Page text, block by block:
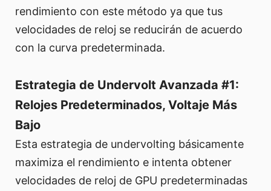
rendimiento con este método ya que tus
velocidades de reloj se reducirán de acuerdo
con la curva predeterminada.
Estrategia de Undervolt Avanzada #1:
Relojes Predeterminados, Voltaje Más
Bajo
Esta estrategia de undervolting básicamente
maximiza el rendimiento e intenta obtener
velocidades de reloj de GPU predeterminadas